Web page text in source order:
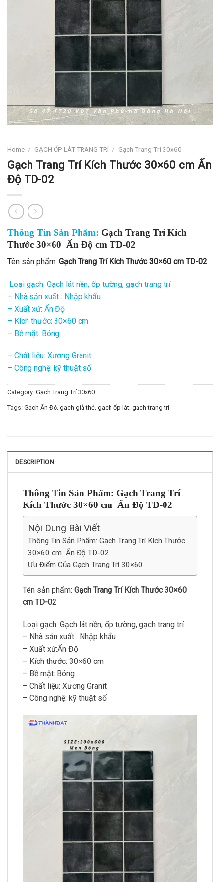
Home / GẠCH ỐP LÁT TRANG TRÍ / Gạch Trang Trí 30x60
Gạch Trang Trí Kích Thước 30×60 cm Ấn
Độ TD-02
Thông Tin Sản Phẩm: Gạch Trang Trí Kích
Thước 30×60 Ấn Độ cm TD-02
Tên sản phẩm: Gạch Trang Trí Kích Thước 30×60 cm TD-02
Loại gạch: Gạch lát nền, ốp tường, gạch trang trí
– Nhà sản xuất : Nhập khẩu
– Xuất xứ: Ấn Độ
– Kích thước: 30×60 cm
– Bề mặt: Bóng
– Chất liệu: Xương Granit
– Công nghệ: kỹ thuật số
Category: Gạch Trang Trí 30x60
Tags: Gạch Ấn Độ, gạch giả thẻ, gạch ốp lát, gạch trang trí
DESCRIPTION
Thông Tin Sản Phẩm: Gạch Trang Trí
Kích Thước 30×60 cm Ấn Độ TD-02
Nội Dung Bài Viết
Thông Tin Sản Phẩm: Gạch Trang Trí Kích Thước
30×60 cm Ấn Độ TD-02
Ưu Điểm Của Gạch Trang Trí 30×60
Tên sản phẩm: Gạch Trang Trí Kích Thước 30×60
cm TD-02
Loại gạch: Gạch lát nền, ốp tường, gạch trang trí
– Nhà sản xuất : Nhập khẩu
– Xuất xứ:Ấn Độ
– Kích thước: 30×60 cm
– Bề mặt: Bóng
– Chất liệu: Xương Granit
– Công nghệ: kỹ thuật số